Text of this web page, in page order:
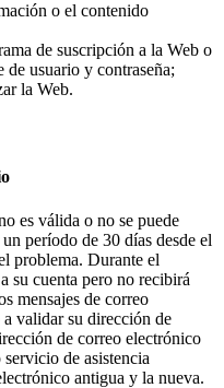
o el contenido
de suscripción a la Web o
de usuario y contraseña;
la Web.
es válida o no se puede
período de 30 días desde el
problema. Durante el
su cuenta pero no recibirá
mensajes de correo
validar su dirección de
de correo electrónico
de asistencia
antigua y la nueva.